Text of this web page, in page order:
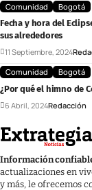
Comunidad
Bogotá
Fecha y hora del
sus alrededores
11 Septiembre, 2024
Comunidad
Bogotá
¿Por qué el himno de
6 Abril, 2024Redacción
Información
actualizaciones en
y más, le ofrecemos